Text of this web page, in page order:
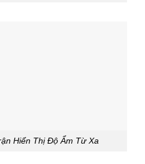
Hiển Thị Độ Ẩm Từ Xa